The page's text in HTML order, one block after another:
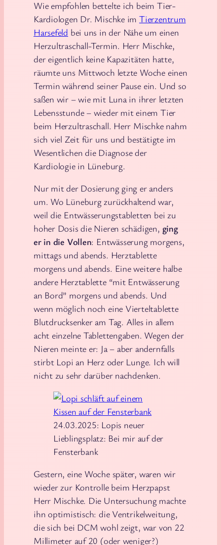
Wie empfohlen bettelte ich beim Tier-
Kardiologen Dr. Mischke imTierzentrum
Harsefeld bei uns in der Nähe um einen
Herzultraschall-Termin. Herr Mischke,
der eigentlich keine Kapazitäten hatte,
räumte uns Mittwoch letzte Woche einen
Termin während seiner Pause ein. Und so
saßen wir – wie mit Luna in ihrer letzten
Lebensstunde – wieder mit einem Tier
beim Herzultraschall. Herr Mischke nahm
sich viel Zeit für uns und bestätigte im
Wesentlichen die Diagnose der
Kardiologie in Lüneburg.
Nur mit der Dosierung ging er anders
um. Wo Lüneburg zurückhaltend war,
weil die Entwässerungstabletten bei zu
hoher Dosis die Nieren schädigen, ging
er in die Vollen: Entwässerung morgens,
mittags und abends. Herztablette
morgens und abends. Eine weitere halbe
andere Herztablette “mit Entwässerung
an Bord” morgens und abends. Und
wenn möglich noch eine Vierteltablette
Blutdrucksenker am Tag. Alles in allem
acht einzelne Tablettengaben. Wegen der
Nieren meinte er: Ja – aber andernfalls
stirbt Lopi an Herz oder Lunge. Ich will
nicht zu sehr darüber nachdenken.
24.03.2025: Lopis neuer
Lieblingsplatz: Bei mir auf der
Fensterbank
Gestern, eine Woche später, waren wir
wieder zur Kontrolle beim Herzpapst
Herr Mischke. Die Untersuchung machte
ihn optimistisch: die Ventrikelweitung,
die sich bei DCM wohl zeigt, war von 22
Millimeter auf 20 (oder weniger?)